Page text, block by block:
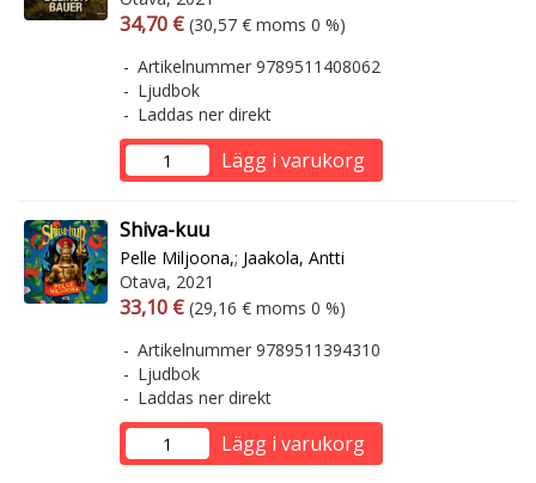
Arvonlisäverollinen hinta
34,70 € Arvonlisäveroton hinta
(30,57 € moms 0 %)
Artikelnummer 9789511408062
Ljudbok
Laddas ner direkt
Lägg i varukorg
Shiva-kuu
Pelle Miljoona,; Jaakola, Antti
Otava, 2021
Arvonlisäverollinen hinta
33,10 € Arvonlisäveroton hinta
(29,16 € moms 0 %)
Artikelnummer 9789511394310
Ljudbok
Laddas ner direkt
Lägg i varukorg